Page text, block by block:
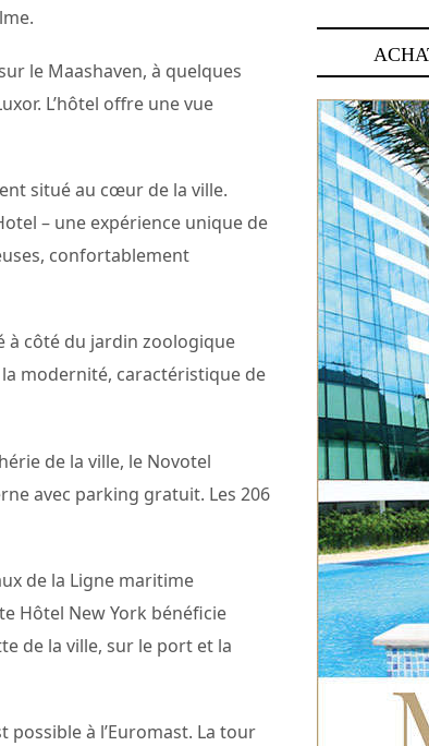
le Maashaven, à quelques
L’hôtel offre une vue
situé au cœur de la ville.
– une expérience unique de
confortablement
à côté du jardin zoologique
modernité, caractéristique de
de la ville, le Novotel
avec parking gratuit. Les 206
de la Ligne maritime
Hôtel New York bénéficie
de la ville, sur le port et la
possible à l’Euromast. La tour